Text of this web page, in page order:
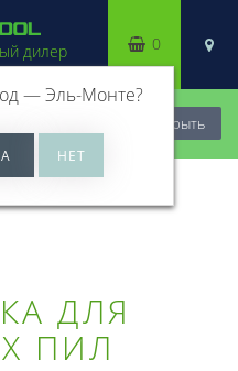
Закрыть
дилер
—Эль-Монте?
0
ДЛЯ
ПИЛ